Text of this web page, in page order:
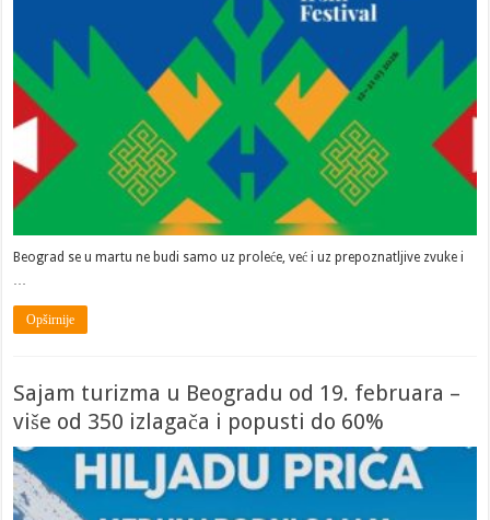
Beograd se u martu ne budi samo uz proleće, već i uz prepoznatljive zvuke i
…
Opširnije
Sajam turizma u Beogradu od 19. februara –
više od 350 izlagača i popusti do 60%